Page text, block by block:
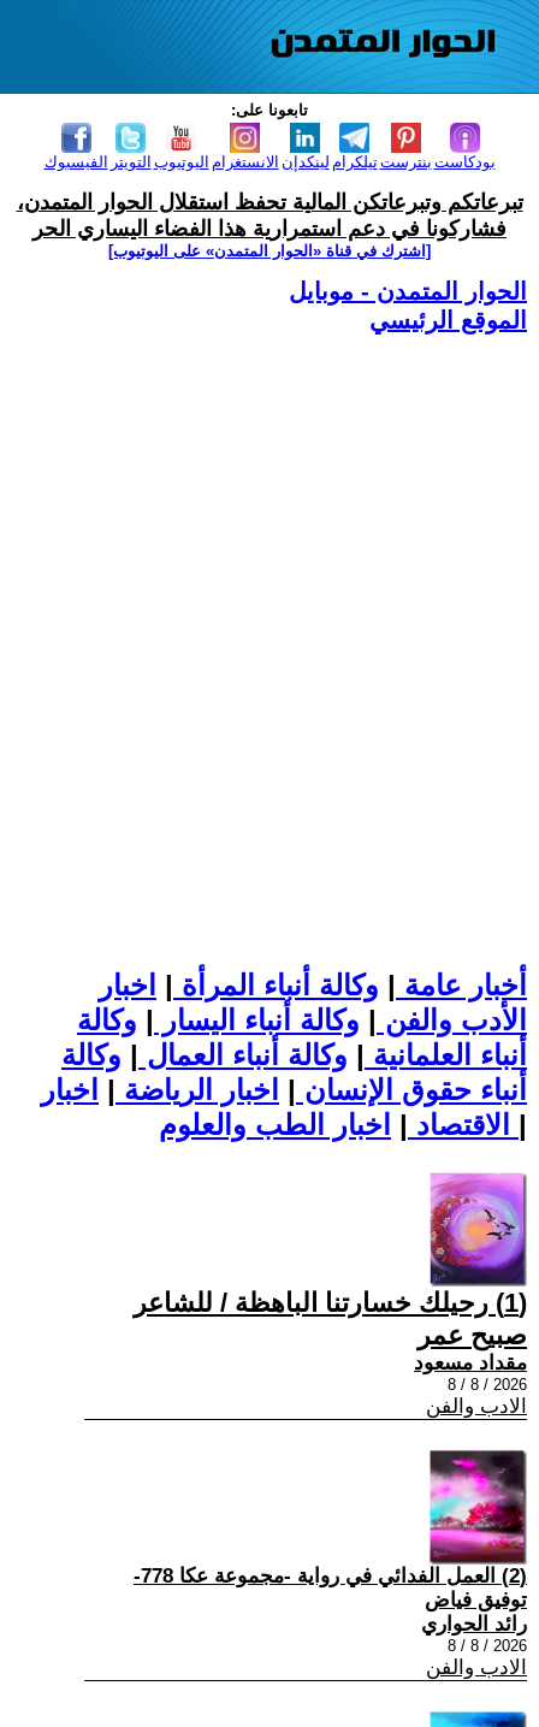
تابعونا على:
الفيسبوك التويتر اليوتيوب الانستغرام لينكدإن تيلكرامبنترست بودكاست
تبرعاتكم وتبرعاتكن المالية تحفظ استقلال الحوار المتمدن،
فشاركونا في دعم استمرارية هذا الفضاء اليساري الحر
[اشترك في قناة ‫«الحوار المتمدن» على اليوتيوب]
الحوار المتمدن - موبايل
الموقع الرئيسي
أخبار عامة | وكالة أنباء المرأة | اخبار
الأدب والفن | وكالة أنباء اليسار | وكالة
أنباء العلمانية | وكالة أنباء العمال | وكالة
أنباء حقوق الإنسان | اخبار الرياضة | اخبار
الاقتصاد | |
(1) رحيلك خسارتنا الباهظة / للشاعر
صبيح عمر
مقداد مسعود
2026 / 8 / 8
الادب والفن
(2) العمل الفدائي في رواية -مجموعة عكا 778-
توفيق فياض
رائد الحواري
2026 / 8 / 8
الادب والفن